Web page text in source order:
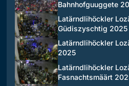
Bahnhofguuggete
Latärndlihöckler
Güdiszyschtig 2025
Latärndlihöckler
2025
Latärndlihöckler
Fasnachtsmäärt